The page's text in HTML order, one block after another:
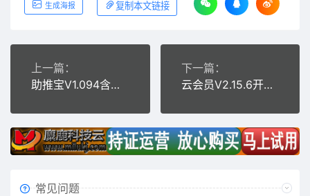
生成海报 复制本文链接
上一篇：
助推宝V1.094含插件
下一篇：
云会员V2.15.6开源版
常见问题